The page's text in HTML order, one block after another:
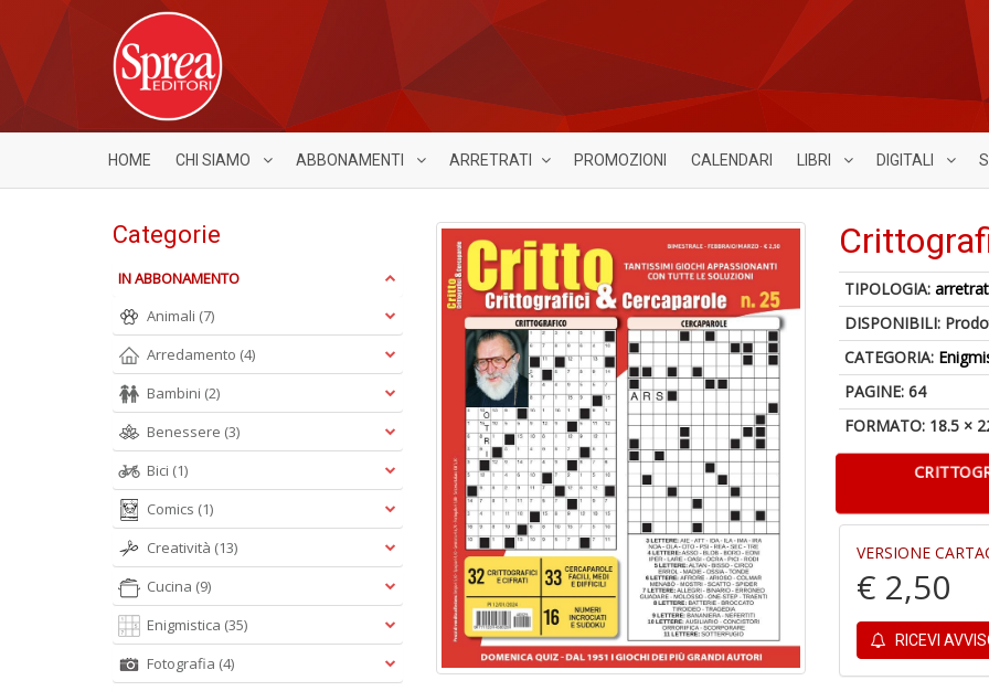
HOME CHI SIAMO ABBONAMENTI ARRETRATI PROMOZIONI CALENDARI LIBRI DIGITALI
TIPOLOGIA:
DISPONIBILI:
CATEGORIA:
PAGINE: 64
FORMATO: 18.5 ×
VERSIONE
€ 2,50
RICEVI
Categorie
IN ABBONAMENTO
Animali (7)
Arredamento (4)
Bambini (2)
Benessere (3)
Bici (1)
Comics (1)
Creatività (13)
Cucina (9)
Enigmistica (35)
Fotografia (4)